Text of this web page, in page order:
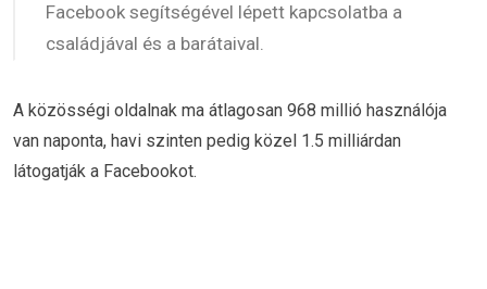
Facebook segítségével lépett kapcsolatba a
családjával és a barátaival.
A közösségi oldalnak ma átlagosan 968 millió használója
van naponta, havi szinten pedig közel 1.5 milliárdan
látogatják a Facebookot.